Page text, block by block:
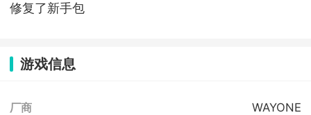
修复了新手包
游戏信息
厂商 WAYONE